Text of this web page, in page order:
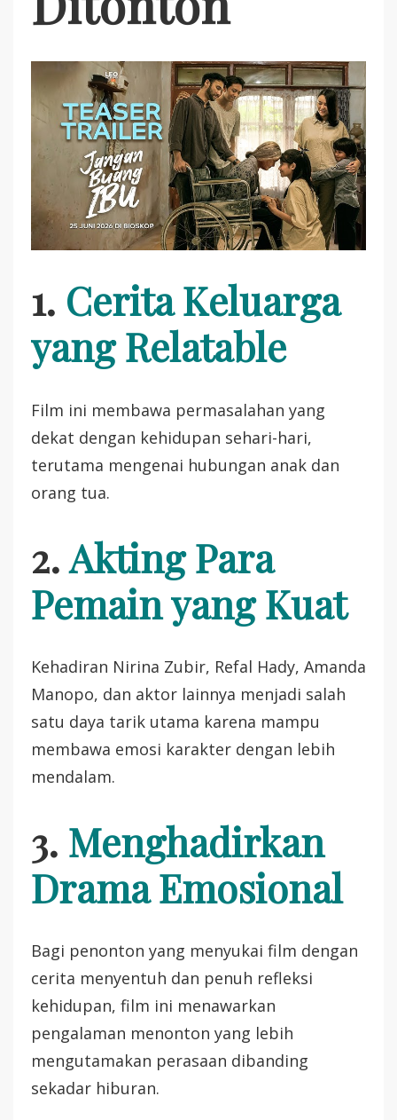
1. Cerita Keluarga
yang Relatable
Film ini membawa permasalahan yang
dekat dengan kehidupan sehari-hari,
terutama mengenai hubungan anak dan
orang tua.
2.Akting Para
Pemain yang Kuat
Kehadiran Nirina Zubir, Refal Hady, Amanda
Manopo, dan aktor lainnya menjadi salah
satu daya tarik utama karena mampu
membawa emosi karakter dengan lebih
mendalam.
3. Menghadirkan
Drama Emosional
Bagi penonton yang menyukai film dengan
cerita menyentuh dan penuh refleksi
kehidupan, film ini menawarkan
pengalaman menonton yang lebih
mengutamakan perasaan dibanding
sekadar hiburan.